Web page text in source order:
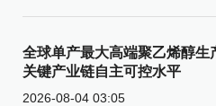
全球单产最大高端聚乙烯醇生
关键产业链自主可控水平
2026-08-04 03:05